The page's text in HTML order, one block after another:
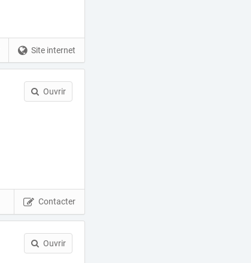
Site internet
Ouvrir
Contacter
Ouvrir